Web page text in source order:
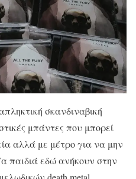
σκανδιναβική
μπάντες που μπορεί
αλλά με μέτρο για να μην
παιδιά εδώ ανήκουν στην